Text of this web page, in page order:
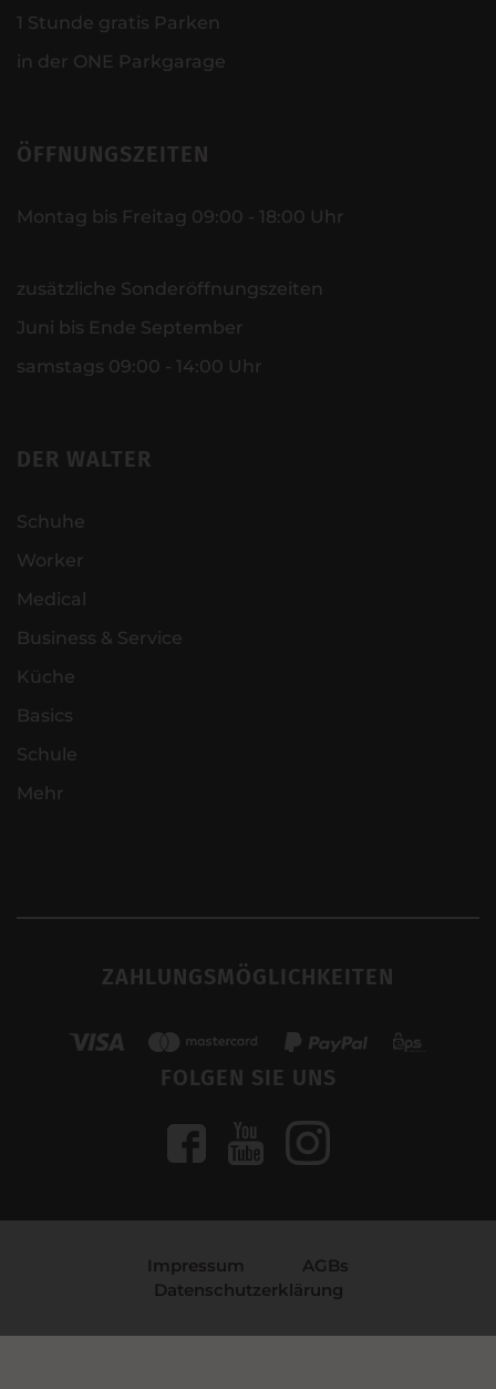
1 Stunde gratis Parken
in der ONE Parkgarage
ÖFFNUNGSZEITEN
Montag bis Freitag 09:00 - 18:00 Uhr
zusätzliche Sonderöffnungszeiten
Juni bis Ende September
samstags 09:00 - 14:00 Uhr
DER WALTER
Schuhe
Worker
Medical
Business & Service
Küche
Basics
Schule
Mehr
ZAHLUNGSMÖGLICHKEITEN
FOLGEN SIE UNS
Impressum
AGBs
Datenschutzerklärung